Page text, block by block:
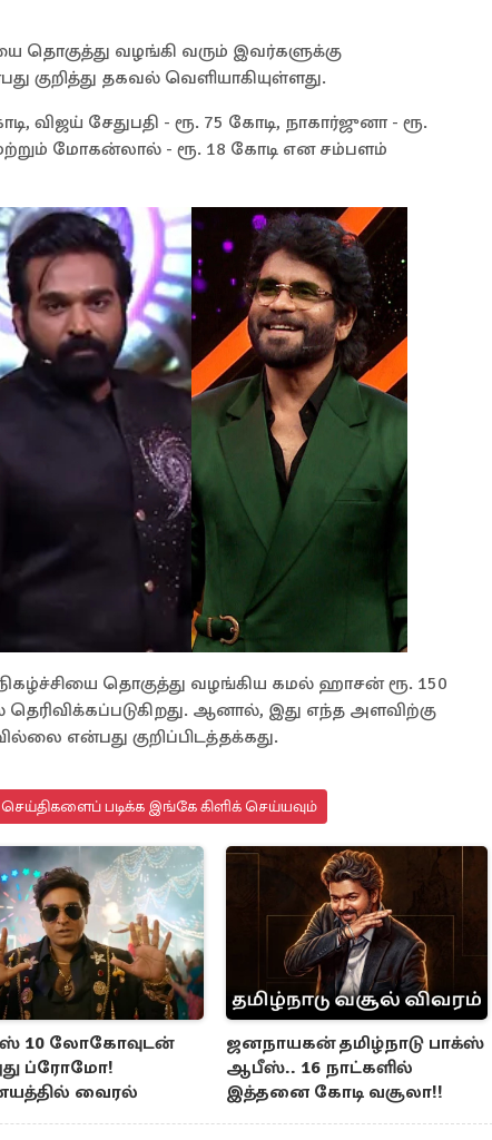
தொகுத்து வழங்கி வரும் இவர்களுக்கு
குறித்து தகவல் வெளியாகியுள்ளது.
விஜய் சேதுபதி - ரூ. 75 கோடி, நாகார்ஜுனா - ரூ.
மற்றும் மோகன்லால் - ரூ. 18 கோடி என சம்பளம்
தொகுத்து வழங்கிய கமல் ஹாசன் ரூ. 150
ஆனால், இது எந்த அளவிற்கு
என்பது குறிப்பிடத்தக்கது.
படிக்க இங்கே கிளிக் செய்யவும்
10 லோகோவுடன்
ப்ரோமோ!
வைரல்
ஜனநாயகன் தமிழ்நாடு பாக்ஸ்
ஆபீஸ்.. 16 நாட்களில்
இத்தனை கோடி வசூலா!!